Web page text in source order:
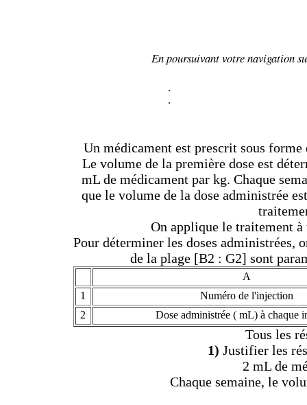
En poursuivant votre navigation
.
.
Un médicament est prescrit sous
Le volume de la première dose est
mL de médicament par kg. Chaque
que le volume de la dose administrée
On applique le traitement à
Pour déterminer les doses administrées,
de la plage [B2 : G2] sont
A
1
Numéro de l'injection
2
Dose administrée ( mL) à chaque
Tous les
1) Justifier les
2 mL de
Chaque semaine, le